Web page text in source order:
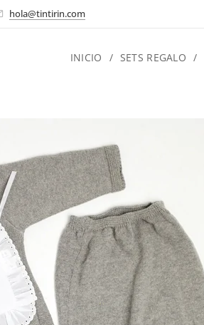
hola@tintirin.com
INICIO SETS REGALO